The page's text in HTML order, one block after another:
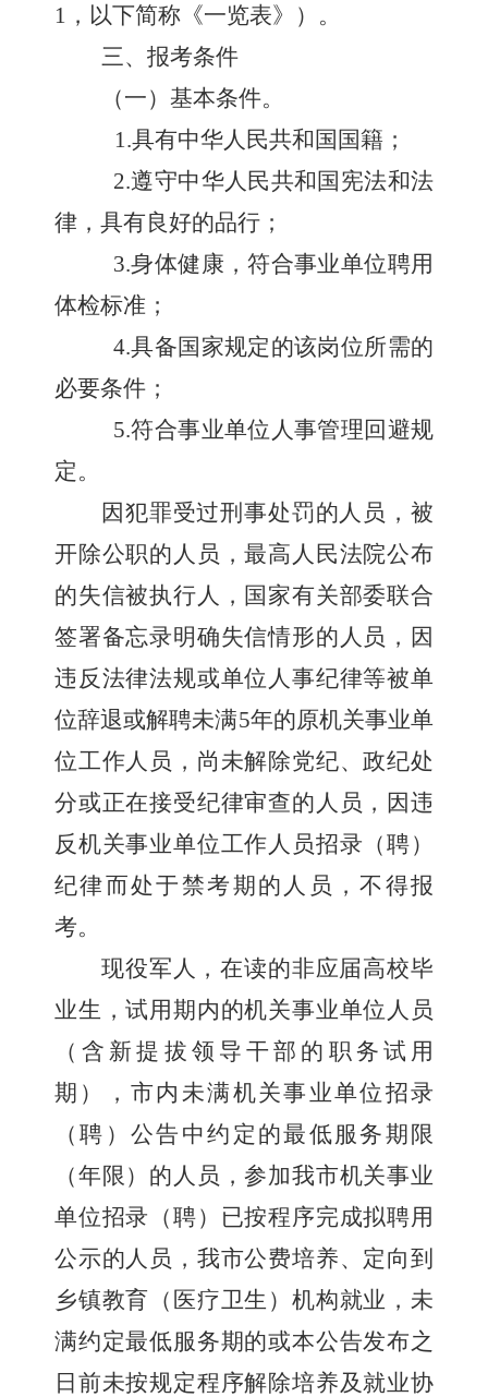
1 ，以下简称《一览表》）。
三、报考条件
（一）基本条件。
1.具有中华人民共和国国籍；
2.遵守中华人民共和国宪法和法
律，具有良好的品行；
3.身体健康，符合事业单位聘用
体检标准；
4.具备国家规定的该岗位所需的
必要条件；
5.符合事业单位人事管理回避规
定。
因犯罪受过刑事处罚的人员，被
开除公职的人员，最高人民法院公布
的失信被执行人，国家有关部委联合
签署备忘录明确失信情形的人员，因
违反法律法规或单位人事纪律等被单
位辞退或解聘未满5年的原机关事业单
位工作人员，尚未解除党纪、政纪处
分或正在接受纪律审查的人员，因违
反机关事业单位工作人员招录（聘）
纪律而处于禁考期的人员，不得报
考。
现役军人，在读的非应届高校毕
业生，试用期内的机关事业单位人员
（含新提拔领导干部的职务试用
期），市内未满机关事业单位招录
（聘）公告中约定的最低服务期限
（年限）的人员，参加我市机关事业
单位招录（聘）已按程序完成拟聘用
公示的人员，我市公费培养、定向到
乡镇教育（医疗卫生）机构就业，未
满约定最低服务期的或本公告发布之
日前未按规定程序解除培养及就业协